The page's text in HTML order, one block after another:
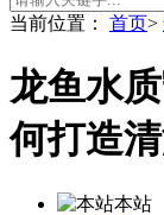
当前位置： 首页>
龙鱼水
何打造
本站